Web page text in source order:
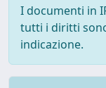
I documenti in
tutti i diritti
indicazione.